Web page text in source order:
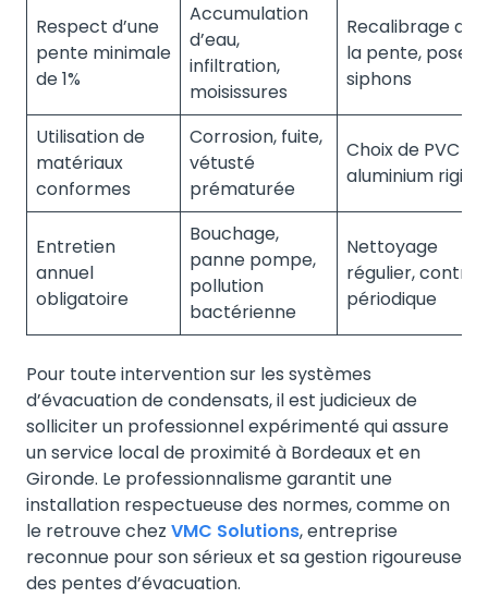
Respect d’une
pente minimale
de 1%
Accumulation
d’eau,
infiltration,
moisissures
Recalibrage de
la pente, pose
siphons
Utilisation de
matériaux
conformes
Corrosion, fuite,
vétusté
prématurée
Choix de PVC ou
aluminium rigide
Entretien
annuel
obligatoire
Bouchage,
panne pompe,
pollution
bactérienne
Nettoyage
régulier,
périodique
Pour toute intervention sur les systèmes
d’évacuation de condensats, il est judicieux de
solliciter un professionnel expérimenté qui assure
un service local de proximité à Bordeaux et en
Gironde. Le professionnalisme garantit une
installation respectueuse des normes, comme on
le retrouve chez VMC Solutions, entreprise
reconnue pour son sérieux et sa gestion rigoureuse
des pentes d’évacuation.